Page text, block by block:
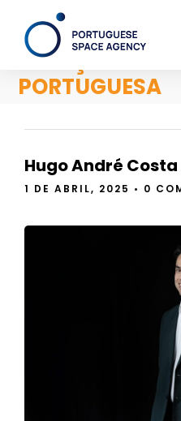
AUTONOMIA
ESPAÇO –
PORTUGUESA
Hugo André Costa
1 DE ABRIL, 2025 • 0